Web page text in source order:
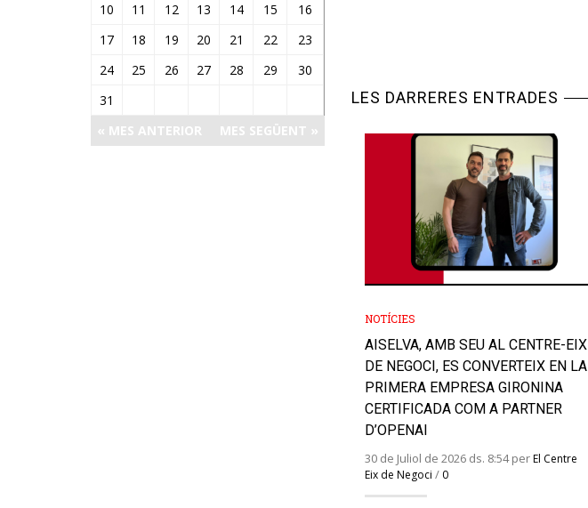
10
11 12 13 14 15
16
17
18 19 20 21 22
23
24
25 26 27 28 29
30
31
« MES ANTERIOR
MES SEGÜENT »
LES DARRERES ENTRADES
NOTÍCIES
AISELVA, AMB SEU AL CENTRE-EIX
DE NEGOCI, ES CONVERTEIX EN LA
PRIMERA EMPRESA GIRONINA
CERTIFICADA COM A PARTNER
D’OPENAI
30 de Juliol de 2026 ds. 8:54 perEl Centre
Eix de Negoci / 0